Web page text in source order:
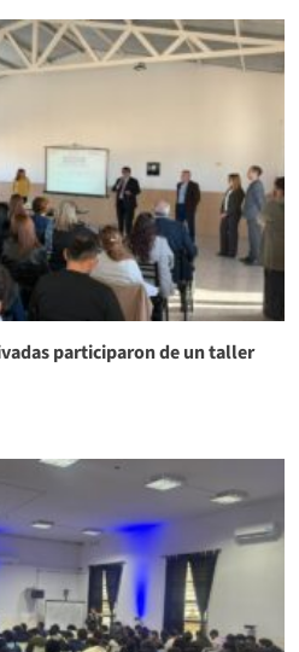
participaron de un taller